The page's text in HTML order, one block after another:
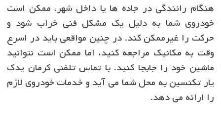
هنگام رانندگی در جاده ها یا داخل شهر، ممکن است
خودروی شما به دلیل یک مشکل فنی خراب شود و
حرکت را غیرممکن کند. در چنین مواقعی باید در اسرع
وقت به مکانیک مراجعه کنید، اما ممکن است نتوانید
ماشین خود را جابجا کنید. با تماس تلفنی کرمان یدک
یار تکنسین به محل شما می آید و خدمات خودروی لازم
را ارائه می دهد.